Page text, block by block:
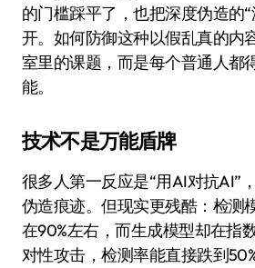
的门槛踩平了，也把深度伪造的
开。如何防御这种以假乱真的内
室里的课题，而是每个普通人都
能。
技术不是万能盾牌
很多人第一反应是“用AI对抗AI”
伪造痕迹。但现实更残酷：检测
在90%左右，而生成模型却在指
对性攻击，检测率能直接跌到